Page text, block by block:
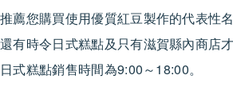
推薦您購買使用優質紅豆製作的代表性
還有時令日式糕點及只有滋賀縣內商店
日式糕點銷售時間為9:00～18:00。